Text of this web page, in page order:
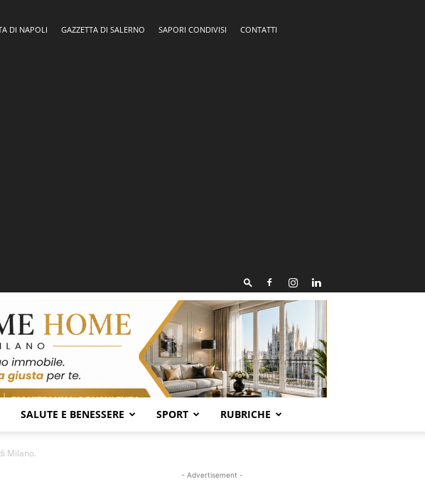
DI NAPOLI GAZZETTA DI SALERNO SAPORI CONDIVISI
CONTATTI
SALUTE E BENESSERE SPORT RUBRICHE
Milano.
- Advertisement -